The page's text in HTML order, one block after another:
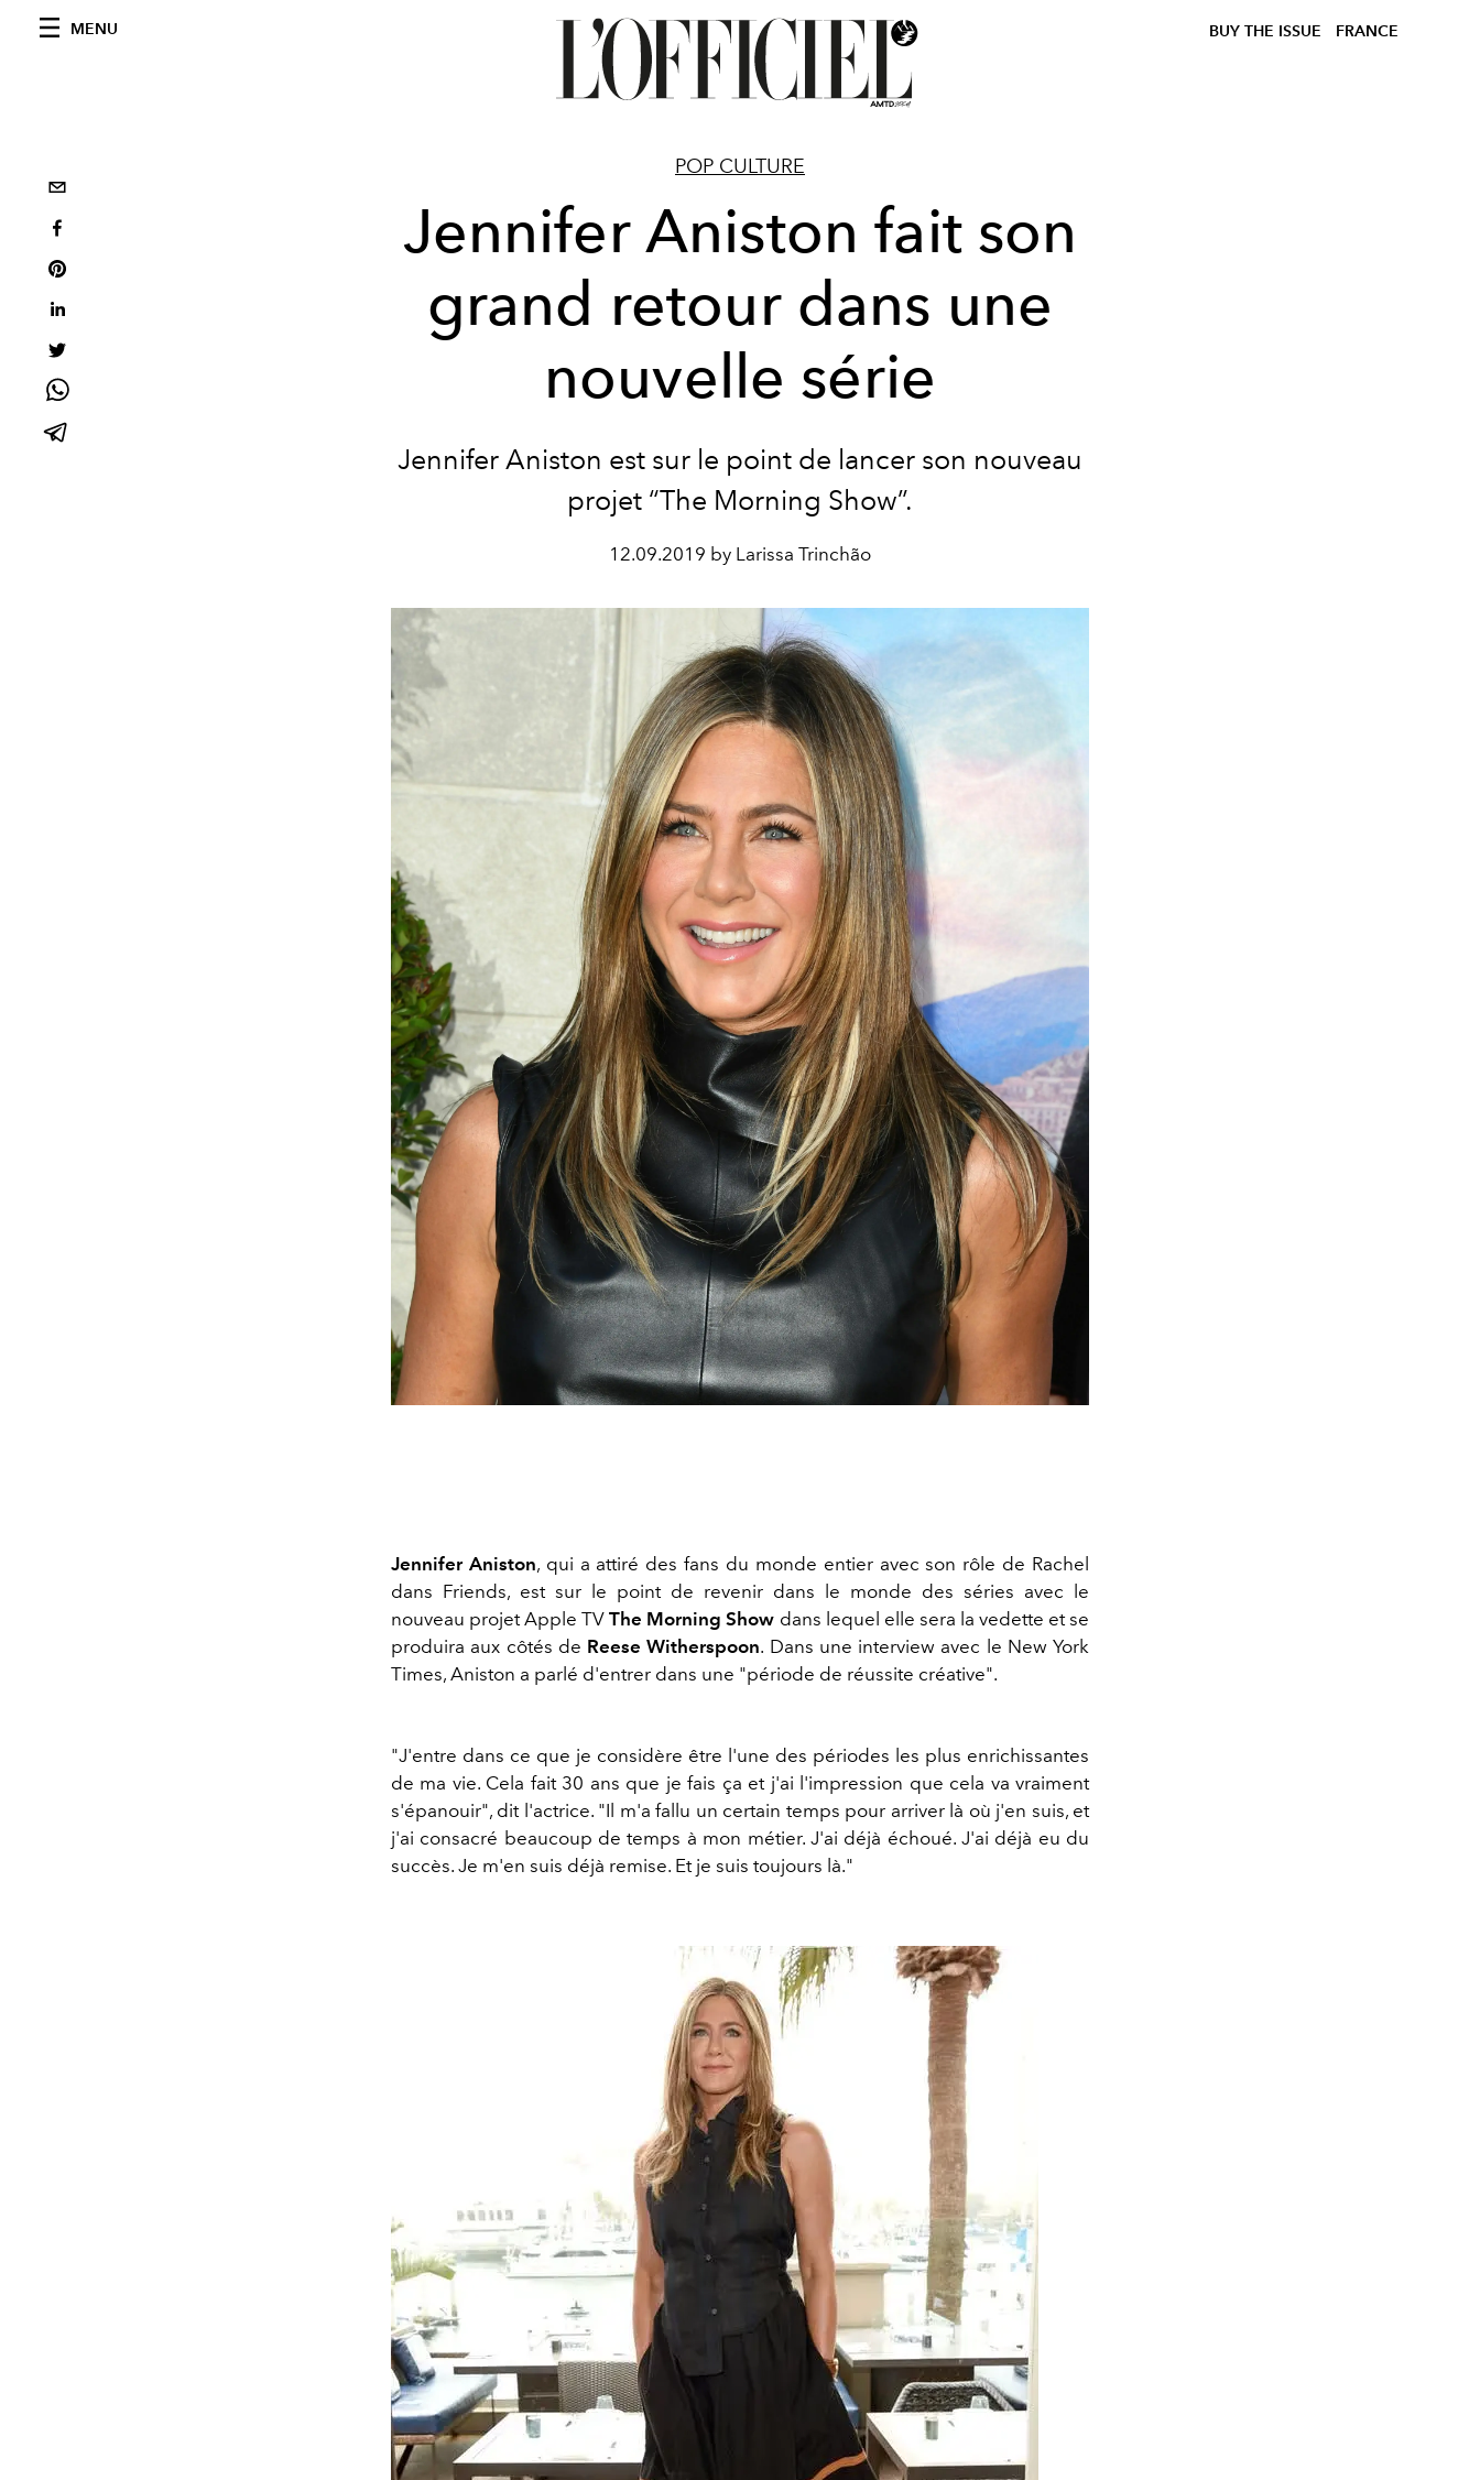
MENU BUY THE ISSUE FRANCE
POP CULTURE
Jennifer Aniston fait son
grand retour dans une
nouvelle série
Jennifer Aniston est sur le point de lancer son nouveau
projet “The Morning Show”.
12.09.2019 by Larissa Trinchão
Jennifer Aniston, qui a attiré des fans du monde entier avec son rôle de Rachel
dans Friends, est sur le point de revenir dans le monde des séries avec le
nouveau projet Apple TVThe Morning Show dans lequel elle sera la vedette et se
produira aux côtés de Reese Witherspoon. Dans une interview avec le New York
Times, Aniston a parlé d'entrer dans une "période de réussite créative".
"J'entre dans ce que je considère être l'une des périodes les plus enrichissantes
de ma vie. Cela fait 30 ans que je fais ça et j'ai l'impression que cela va vraiment
s'épanouir", dit l'actrice. "Il m'a fallu un certain temps pour arriver là où j'en suis, et
j'ai consacré beaucoup de temps à mon métier. J'ai déjà échoué. J'ai déjà eu du
succès. Je m'en suis déjà remise. Et je suis toujours là."